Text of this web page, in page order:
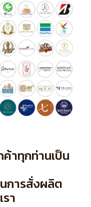
าทุกท่านเป็น
นการสั่งผลิต
า